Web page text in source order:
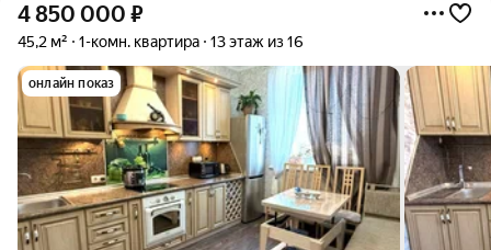
4 850 000 ₽
45,2 м² 1-комн. квартира 13 этаж из 16
онлайн показ